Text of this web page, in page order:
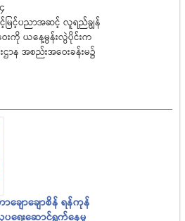
မြင့်ပညာအဆင့် လူရည်ချွန်
ေးကို ယနေ့မွန်းလွဲပိုင်းက
ာန အစည်းအဝေးခန်းမ၌
ျောချောစိန် ရန်ကုန်
ေးဆောင်ရွက်နေမှု